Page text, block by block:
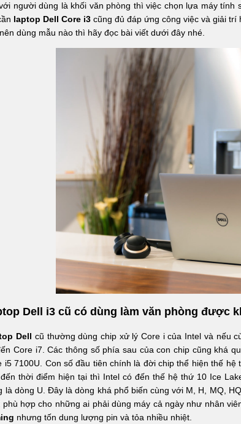
người dùng là khối văn phòng thì việc chọn lựa máy
laptop Dell Core i3cũng đủ đáp ứng công việc và giải trí
dùng mẫu nào thì hãy đọc bài viết dưới đây nhé.
Dell i3 cũ có dùng làm văn phòng được
Dell cũ thường dùng chip xử lý Core i của Intel và nếu
Core i7. Các thông số phía sau của con chip cũng khá
i5 7100U. Con số đầu tiên chính là đời chip thể hiện thế
thời điểm hiện tại thì Intel có đến thế hệ thứ 10 Ice
là dòng U. Đây là dòng khá phổ biến cùng với M, H, MQ,
phù hợp cho những ai phải dùng máy cả ngày như nhân
nhưng tốn dung lượng pin và tỏa nhiều nhiệt.